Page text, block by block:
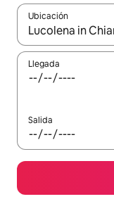
Ubicación
Cuando los
Llegada
Salida